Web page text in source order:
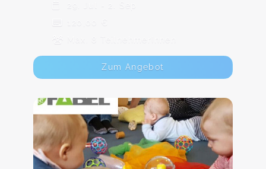
29. Jul - 2. Sep
120,00 €
Max. 8 TeilnehmerInnen
Zum Angebot